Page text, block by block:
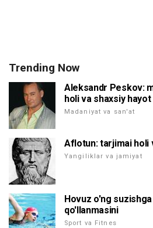
Trending Now
Aleksandr Peskov:
holi va shaxsiy hayot
Madaniyat va san'at
Aflotun: tarjimai holi
Yangiliklar va jamiyat
Hovuz o'ng
qo'llanmasini
Sport va Fitnes